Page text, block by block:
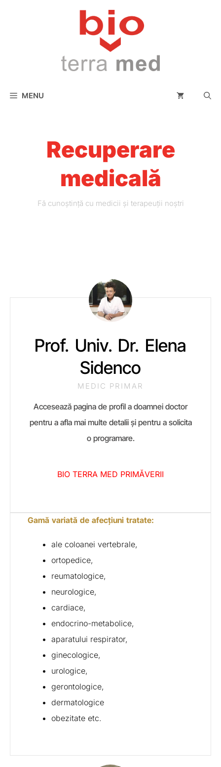
MENU
Recuperare
medicală
Fă cunoștință cu medicii și terapeuții noștri
Prof. Univ. Dr. Elena
Sidenco
MEDIC PRIMAR
Accesează pagina de profil a doamnei doctor
pentru a afla mai multe detalii și pentru a solicita
o programare.
BIO TERRA MED PRIMĂVERII
Gamă variată de afecțiuni tratate:
ale coloanei vertebrale,
ortopedice,
reumatologice,
neurologice,
cardiace,
endocrino-metabolice,
aparatului respirator,
ginecologice,
urologice,
gerontologice,
dermatologice
obezitate etc.